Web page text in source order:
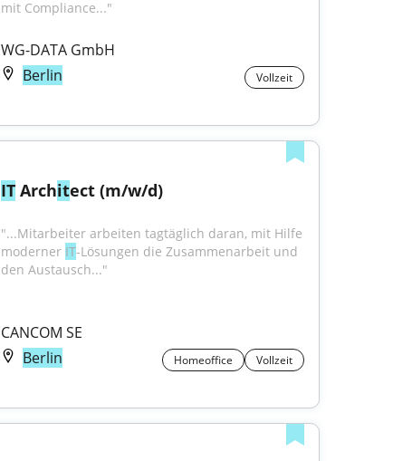
mit Compliance..."
WG-DATA GmbH
Berlin
Vollzeit
IT Architect (m/w/d)
"...Mitarbeiter arbeiten tagtäglich daran, mit Hilfe
moderner IT-Lösungen die Zusammenarbeit und
den Austausch..."
CANCOM SE
Berlin
Homeoffice Vollzeit